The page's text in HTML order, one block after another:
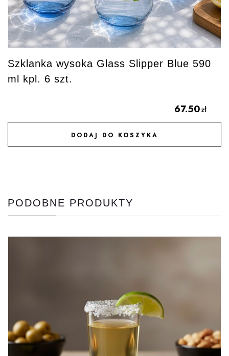
Szklanka wysoka Glass Slipper Blue 590
ml kpl. 6 szt.
67.50zł
DODAJ DO KOSZYKA
DODAJ DO ULUBIONYCH
PODOBNE PRODUKTY